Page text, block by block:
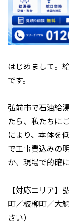
はじめまして。
です。
弘前市で石油給
たら、私たちに
により、本体を
で工事費込みの
か、現場で的確
【対応エリア】
町／板柳町／大
さい）